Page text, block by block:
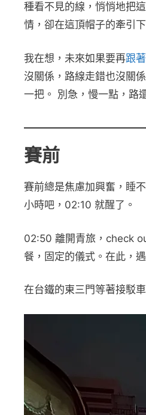
種看不見的線，悄悄地把
情，卻在這頂帽子的牽引
我在想，未來如果要再跟
沒關係，路線走錯也沒關
一把。 別急，慢一點，路
賽前
賽前總是焦慮加興奮，睡
小時吧，02:10 就醒了。
02:50 離開青旅，check
餐，固定的儀式。在此，
在台鐵的東三門等著接駁